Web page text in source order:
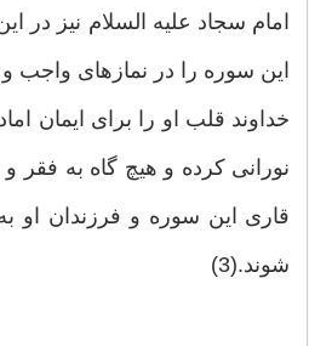
امام سجاد علیه السلام نیز در
این سوره را در نمازهای
خداوند قلب او را برای ایمان
نورانی کرده و هیچ گاه به فقر و
قاری این سوره و فرزندان او
شوند.(3)